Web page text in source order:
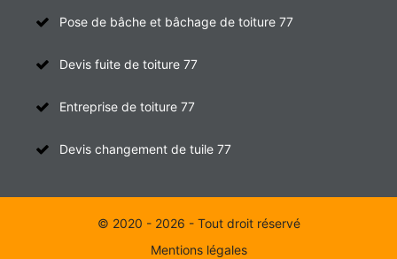
Pose de bâche et bâchage de toiture 77
Devis fuite de toiture 77
Entreprise de toiture 77
Devis changement de tuile 77
© 2020 - 2026 - Tout droit réservé
Mentions légales